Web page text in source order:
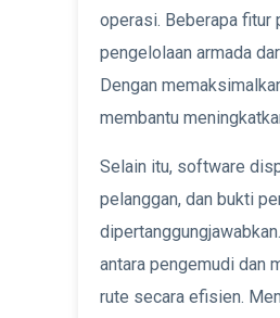
operasi. Beberapa fitur
pengelolaan armada
Dengan
membantu
Selain itu, software
pelanggan, dan bukti
antara pengemudi dan
rute secara efisien.